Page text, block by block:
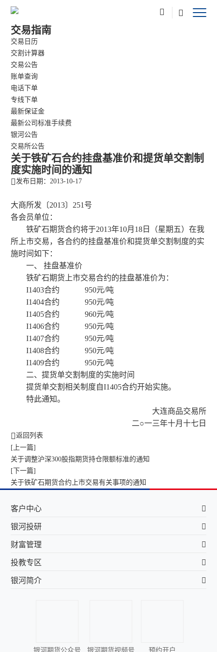
交易指南
交易日历
交割计算器
交易公告
账单查询
电话下单
专线下单
最新保证金
最新公司标准手续费
银河公告
交易所公告
关于铁矿石合约挂盘基准价和提货单交割制
度实施时间的通知
发布日期：2013-10-17
大商所发〔2013〕 251 号
各会员单位：
铁矿石期货合约将于2013年10月 18 日（星期五）在我
所上市交易，各合约的挂盘基准价和提货单交割制度的实
施时间如下：
一、
挂盘基准价
铁矿石期货上市交易合约的挂盘基准价为：
I1403合约 950元/吨
I1404合约 950元/吨
I1405合约 960元/吨
I1406合约 950元/吨
I1407合约 950元/吨
I1408合约 950元/吨
I1409合约 950元/吨
二、提货单交割制度的实施时间
提货单交割相关制度自I1405合约开始实施。
特此通知。
大连商品交易所
二○一三年十月十七日
返回列表
[上一篇]
关于调整沪深300股指期货持仓限额标准的通知
[下一篇]
关于铁矿石期货合约上市交易有关事项的通知
客户中心
银河投研
财富管理
投教专区
银河简介
银河期货公众号 银河期货视频号 预约开户